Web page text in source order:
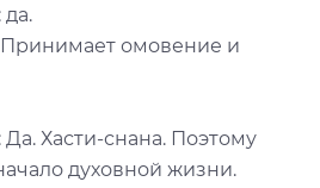
омовение и
Хасти-снана. Поэтому
духовной жизни.